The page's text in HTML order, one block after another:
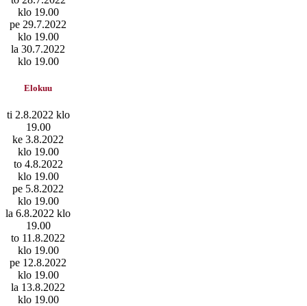
klo 19.00
pe 29.7.2022
klo 19.00
la 30.7.2022
klo 19.00
Elokuu
ti 2.8.2022 klo
19.00
ke 3.8.2022
klo 19.00
to 4.8.2022
klo 19.00
pe 5.8.2022
klo 19.00
la 6.8.2022 klo
19.00
to 11.8.2022
klo 19.00
pe 12.8.2022
klo 19.00
la 13.8.2022
klo 19.00